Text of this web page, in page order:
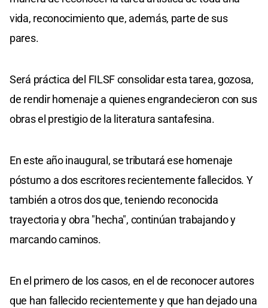
vida, reconocimiento que, además, parte de sus
pares.
Será práctica del FILSF consolidar esta tarea, gozosa,
de rendir homenaje a quienes engrandecieron con sus
obras el prestigio de la literatura santafesina.
En este año inaugural, se tributará ese homenaje
póstumo a dos escritores recientemente fallecidos. Y
también a otros dos que, teniendo reconocida
trayectoria y obra "hecha", continúan trabajando y
marcando caminos.
En el primero de los casos, en el de reconocer autores
que han fallecido recientemente y que han dejado una